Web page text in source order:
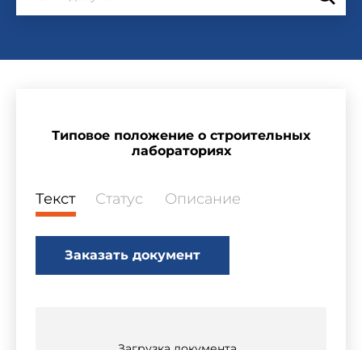
Типовое положение о строительных
лабораториях
Текст Статус Описание
Заказать документ